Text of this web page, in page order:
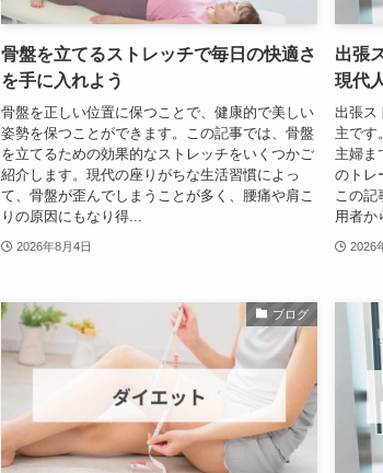
骨盤を立てるストレッチで毎日の快適さ
を手に入れよう
骨盤を正しい位置に保つことで、健康的で美しい
姿勢を保つことができます。この記事では、骨盤
を立てるための効果的なストレッチをいくつかご
紹介します。現代の座りがちな生活習慣によっ
て、骨盤が歪んでしまうことが多く、腰痛や肩こ
りの原因にもなり得...
2026年8月4日
出張
現代
出張ス
主です
主婦ま
のトレ
この
用者か
2026
ブログ